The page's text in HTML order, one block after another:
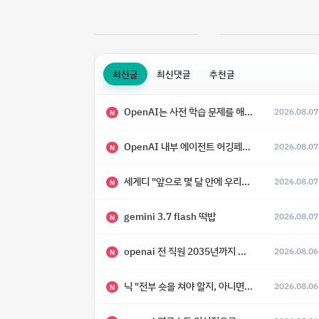
최신글 최신댓글 추천글
N OpenAI는 사전 학습 문제를 해결했으며, 'Doug'라는 코드명을 가진 훨씬 더 큰 모델을 활발히 개발 중 2026.08.07
N OpenAI 내부 에이전트 허깅페이스 해킹 사건 정리 2026.08.07
N 세게디 "앞으로 몇 달 안에 우리는 전복적 AI, 적대적 AI 둘 다 보게 될 것" 2026.08.07
N gemini 3.7 flash 떡밥 2026.08.07
N openai 전 직원 2035년까지 텔레파시가 어떻게 생길 수 있는지 2026.08.06
N 닉 "전부 숏을 쳐야 할지, 아니면 특이점이 오니까 전부 롱을 쳐야 할지 모르겠다.” 2026.08.06